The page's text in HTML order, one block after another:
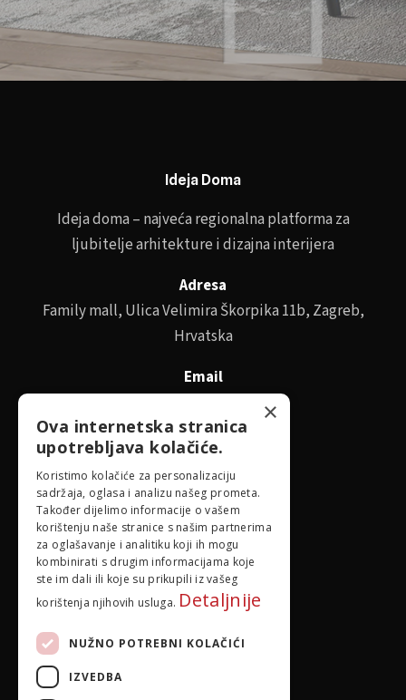
Ideja Doma
Ideja doma – najveća regionalna platforma za
ljubitelje arhitekture i dizajna interijera
Adresa
Family mall, Ulica Velimira Škorpika 11b, Zagreb,
Hrvatska
Email
id@idejadoma.com
Izbornik
O nama
Pravila privatnosti
×
Ova internetska stranica
upotrebljava kolačiće.
Koristimo kolačiće za personalizaciju
sadržaja, oglasa i analizu našeg prometa.
Također dijelimo informacije o vašem
korištenju naše stranice s našim partnerima
za oglašavanje i analitiku koji ih mogu
kombinirati s drugim informacijama koje
ste im dali ili koje su prikupili iz vašeg
korištenja njihovih usluga. Detaljnije
NUŽNO POTREBNI KOLAČIĆI
IZVEDBA